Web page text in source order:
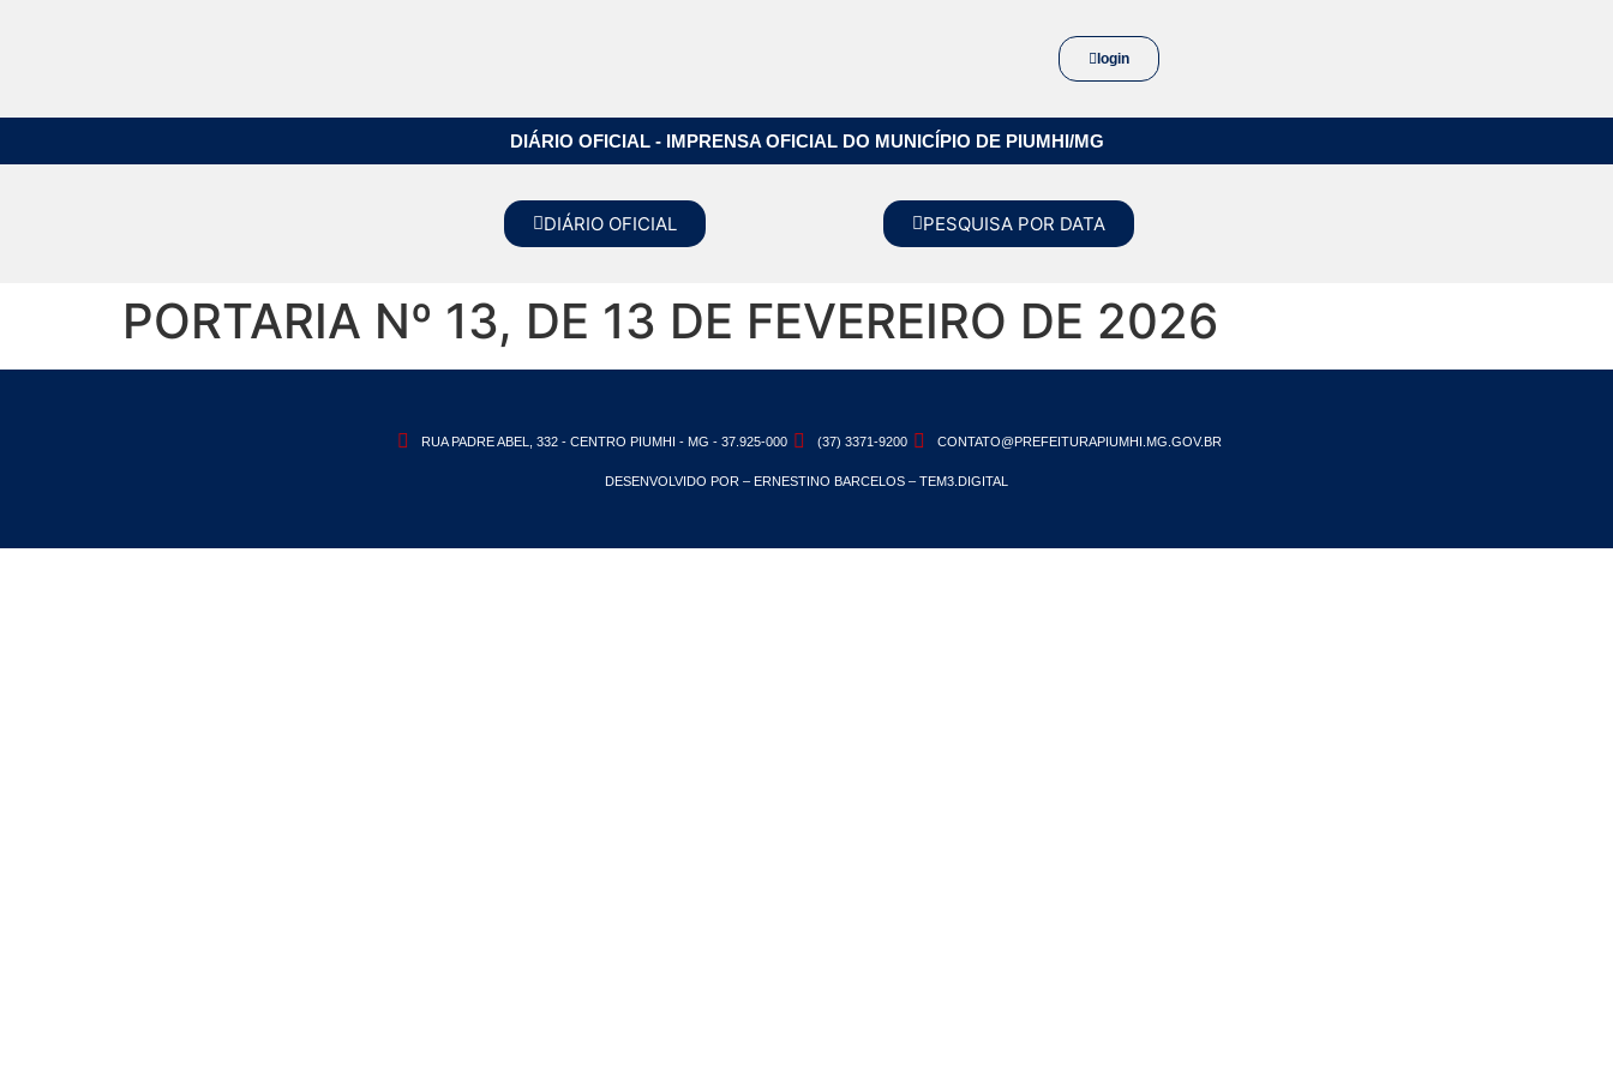
login
DIÁRIO OFICIAL - IMPRENSA OFICIAL DO MUNICÍPIO DE PIUMHI/MG
DIÁRIO OFICIAL PESQUISA POR DATA
PORTARIA Nº 13, DE 13 DE FEVEREIRO DE 2026
RUA PADRE ABEL, 332 - CENTRO PIUMHI - MG - 37.925-000 (37) 3371-9200 CONTATO@PREFEITURAPIUMHI.MG.GOV.BR
DESENVOLVIDO POR – ERNESTINO BARCELOS – TEM3.DIGITAL